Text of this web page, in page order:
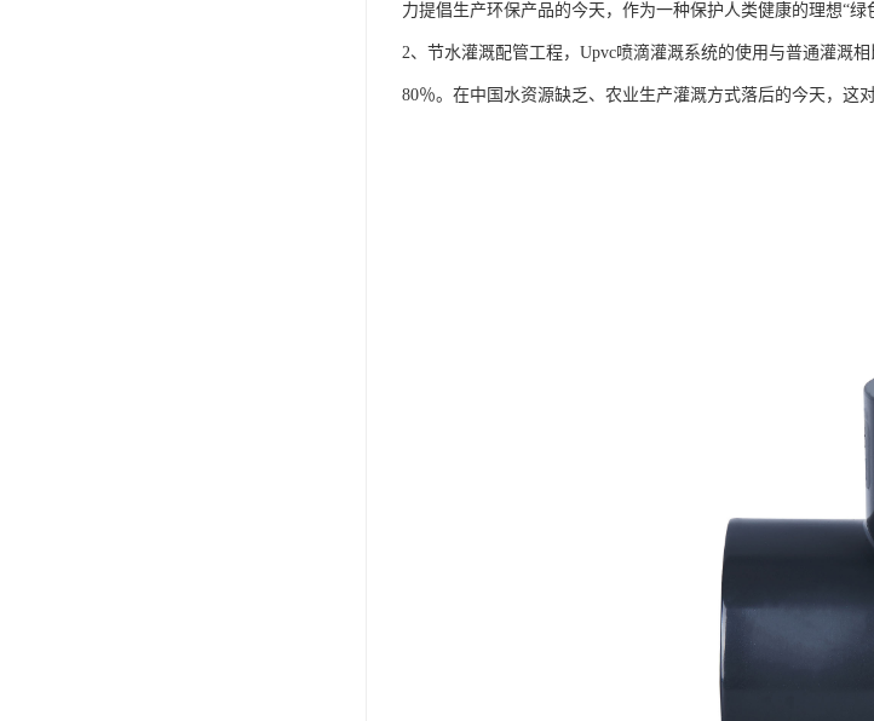
力提倡生产环保产品的今天，作为一种保护人类健康的理想“绿
2、节水灌溉配管工程，Upvc喷滴灌溉系统的使用与普通灌溉
80％。在中国水资源缺乏、农业生产灌溉方式落后的今天，这